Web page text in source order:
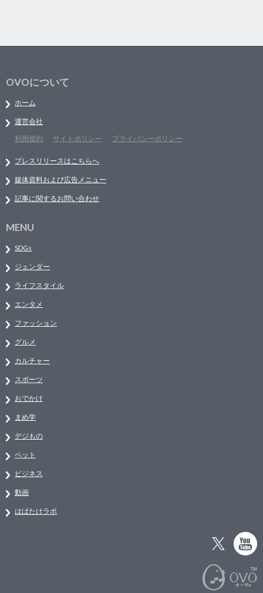
OVOについて
ホーム
運営会社
利用規約
サイトポリシー プライバシーポリシー
プレスリリースはこちらへ
媒体資料および広告メニュー
記事に関するお問い合わせ
MENU
SDGs
ジェンダー
ライフスタイル
エンタメ
ファッション
グルメ
カルチャー
スポーツ
おでかけ
まめ学
デジもの
ペット
ビジネス
動画
はばたけラボ